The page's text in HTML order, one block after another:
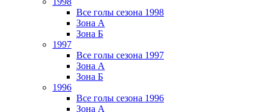
Все голы сезона 1998
Зона А
Зона Б
1997
Все голы сезона 1997
Зона А
Зона Б
1996
Все голы сезона 1996
Зона А